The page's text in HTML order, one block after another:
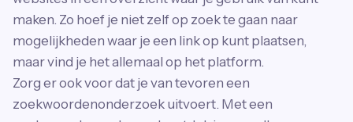
maken. Zo hoef je niet zelf op zoek te gaan naar
mogelijkheden waar je een link op kunt plaatsen,
maar vind je het allemaal op het platform.
Zorg er ook voor dat je van tevoren een
zoekwoordenonderzoek uitvoert. Met een